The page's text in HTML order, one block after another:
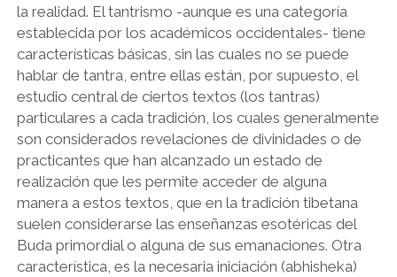
la realidad. El tantrismo -aunque es una categoría
establecida por los académicos occidentales- tiene
características básicas, sin las cuales no se puede
hablar de tantra, entre ellas están, por supuesto, el
estudio central de ciertos textos (los tantras)
particulares a cada tradición, los cuales generalmente
son considerados revelaciones de divinidades o de
practicantes que han alcanzado un estado de
realización que les permite acceder de alguna
manera a estos textos, que en la tradición tibetana
suelen considerarse las enseñanzas esotéricas del
Buda primordial o alguna de sus emanaciones. Otra
característica, es la necesaria iniciación (abhisheka)